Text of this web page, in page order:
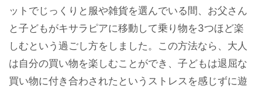
ットでじっくりと服や雑貨を選んでいる間、お父さん
と子どもがキサラピアに移動して乗り物を3つほど楽
しむという過ごし方をしました。この方法なら、大人
は自分の買い物を楽しむことができ、子どもは退屈な
買い物に付き合わされたというストレスを感じずに遊